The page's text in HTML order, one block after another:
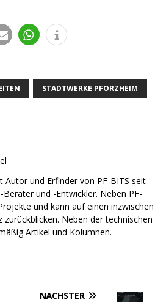
STADTWERKE PFORZHEIM
Autor und Erfinder von PF-BITS seit
und -Entwickler. Neben PF-
und kann auf einen inzwischen
Neben der technischen
Artikel und Kolumnen.
NÄCHSTER